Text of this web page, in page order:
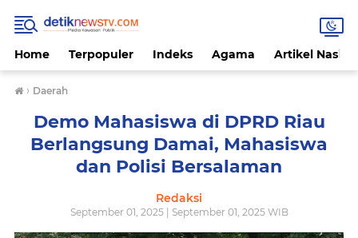
Home Terpopuler Indeks Agama Artikel
› Daerah
Demo Mahasiswa di DPRD Riau
Berlangsung Damai, Mahasiswa
dan Polisi Bersalaman
Redaksi
September 01, 2025 | September 01, 2025 WIB